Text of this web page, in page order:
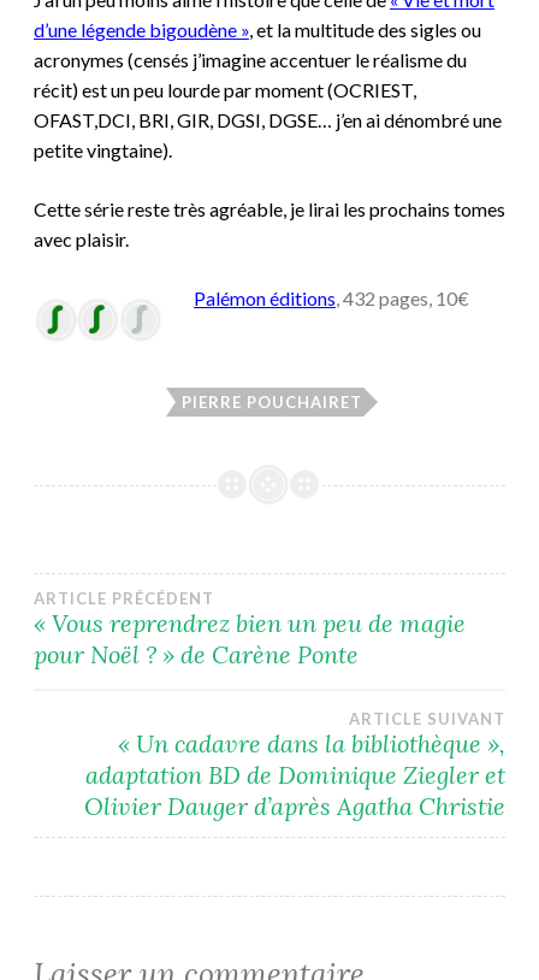
d’une légende bigoudène », et la multitude des sigles ou
acronymes (censés j’imagine accentuer le réalisme du
récit) est un peu lourde par moment (OCRIEST,
OFAST,DCI, BRI, GIR, DGSI, DGSE… j’en ai dénombré une
petite vingtaine).
Cette série reste très agréable, je lirai les prochains tomes
avec plaisir.
Palémon éditions, 432 pages, 10€
PIERRE POUCHAIRET
Navigation
de
l’article
ARTICLE PRÉCÉDENT
« Vous reprendrez bien un peu de magie
pour Noël ? » de Carène Ponte
ARTICLE SUIVANT
« Un cadavre dans la bibliothèque »,
adaptation BD de Dominique Ziegler et
Olivier Dauger d’après Agatha Christie